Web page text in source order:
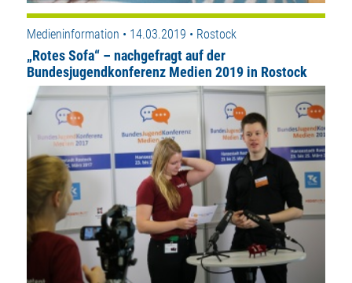
Medieninformation • 14.03.2019 • Rostock
„Rotes Sofa“ – nachgefragt auf der
Bundesjugendkonferenz Medien 2019 in Rostock